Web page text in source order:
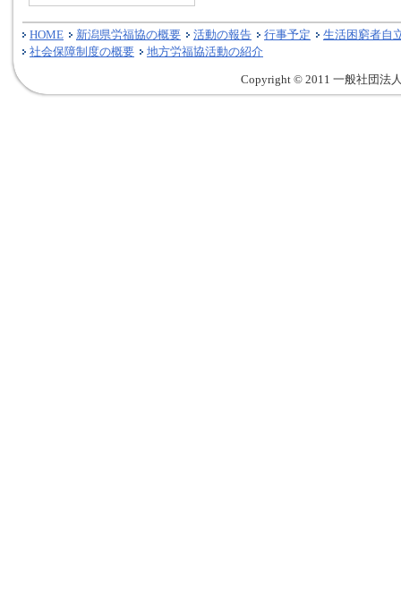
HOME 新潟県労福協の概要 活動の報告 行事予定
生活困窮者自
社会保障制度の概要
地方労福協活動の紹介
Copyright © 2011 一般社団法